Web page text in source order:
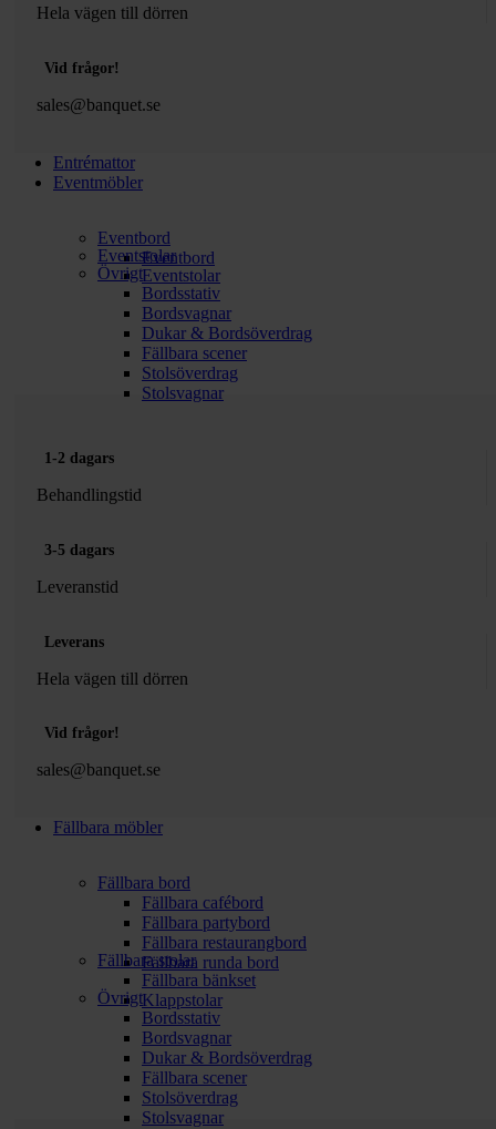
Hela vägen till dörren
Vid frågor!
sales@banquet.se
Entrémattor
Eventmöbler
Eventbord
Eventbord
Eventstolar
Eventstolar
Övrigt
Bordsstativ
Bordsvagnar
Dukar & Bordsöverdrag
Fällbara scener
Stolsöverdrag
Stolsvagnar
1-2 dagars
Behandlingstid
3-5 dagars
Leveranstid
Leverans
Hela vägen till dörren
Vid frågor!
sales@banquet.se
Fällbara möbler
Fällbara bord
Fällbara cafébord
Fällbara partybord
Fällbara restaurangbord
Fällbara runda bord
Fällbara stolar
Fällbara bänkset
Klappstolar
Övrigt
Bordsstativ
Bordsvagnar
Dukar & Bordsöverdrag
Fällbara scener
Stolsöverdrag
Stolsvagnar